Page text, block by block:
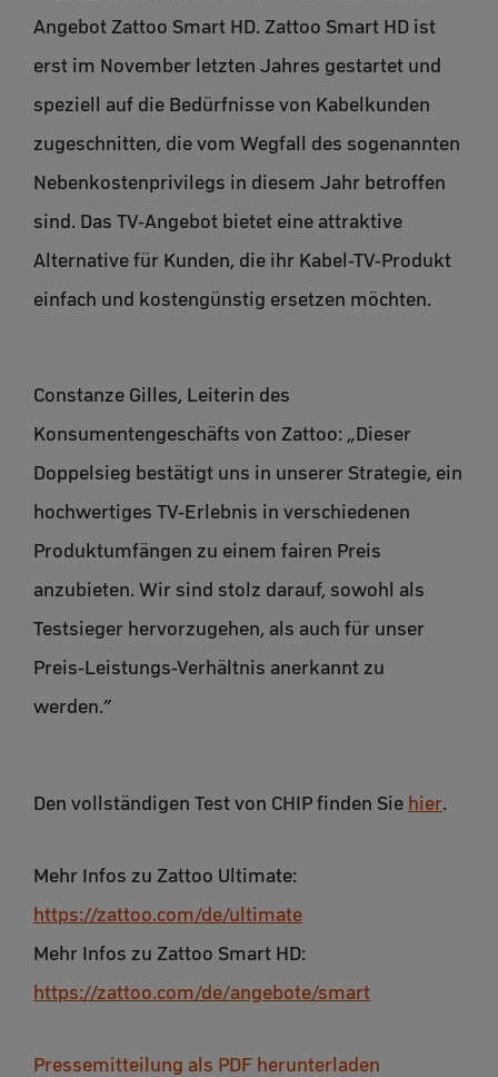
Angebot Zattoo Smart HD. Zattoo Smart HD ist
erst im November letzten Jahres gestartet und
speziell auf die Bedürfnisse von Kabelkunden
zugeschnitten, die vom Wegfall des sogenannten
Nebenkostenprivilegs in diesem Jahr betroffen
sind. Das TV-Angebot bietet eine attraktive
Alternative für Kunden, die ihr Kabel-TV-Produkt
einfach und kostengünstig ersetzen möchten.
Constanze Gilles, Leiterin des
Konsumentengeschäfts von Zattoo: „Dieser
Doppelsieg bestätigt uns in unserer Strategie, ein
hochwertiges TV-Erlebnis in verschiedenen
Produktumfängen zu einem fairen Preis
anzubieten. Wir sind stolz darauf, sowohl als
Testsieger hervorzugehen, als auch für unser
Preis-Leistungs-Verhältnis anerkannt zu
werden.”
Den vollständigen Test von CHIP finden Sie hier.
Mehr Infos zu Zattoo Ultimate:
https://zattoo.com/de/ultimate
Mehr Infos zu Zattoo Smart HD:
https://zattoo.com/de/angebote/smart
Pressemitteilung als PDF herunterladen